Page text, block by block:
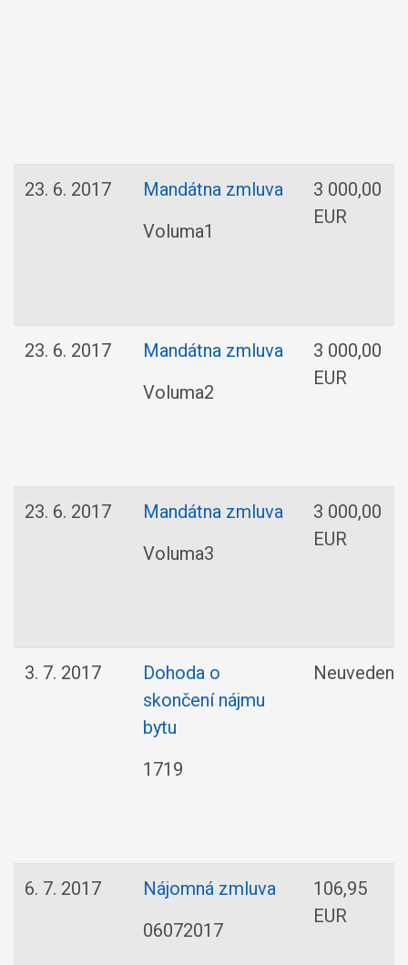
23. 6. 2017
Mandátna zmluva
Voluma1
3 000,00
EUR
23. 6. 2017
Mandátna zmluva
Voluma2
3 000,00
EUR
23. 6. 2017
Mandátna zmluva
Voluma3
3 000,00
EUR
3. 7. 2017
Dohoda o
skončení nájmu
bytu
1719
Neuvedené
6. 7. 2017
Nájomná zmluva
06072017
106,95
EUR